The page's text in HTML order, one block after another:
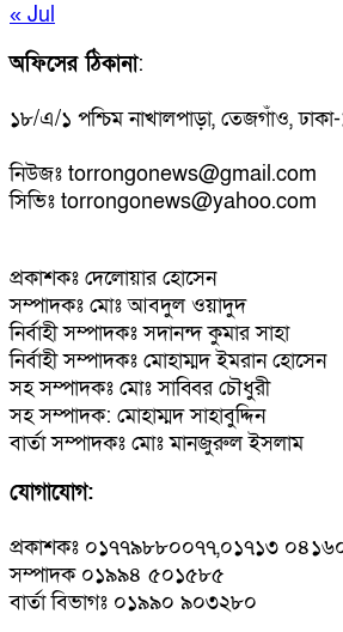
« Jul
অফিসের ঠিকানা:
১৮/এ/১ পশ্চিম নাখালপাড়া, তেজগাঁও,
নিউজঃ torrongonews@gmail.com
সিভিঃ torrongonews@yahoo.com
প্রকাশকঃ দেলোয়ার হোসেন
সম্পাদকঃ মোঃ আবদুল ওয়াদুদ
নির্বাহী সম্পাদকঃ সদানন্দ কুমার সাহা
নির্বাহী সম্পাদকঃ মোহাম্মদ ইমরান হোসেন
সহ সম্পাদকঃ মোঃ সাব্বির চৌধুরী
সহ সম্পাদক: মোহাম্মদ সাহাবুদ্দিন
বার্তা সম্পাদকঃ মোঃ মানজুরুল ইসলাম
যোগাযোগ:
প্রকাশকঃ ০১৭৭৯৮৮০০৭৭,০১৭১৩
সম্পাদক ০১৯৯৪ ৫০১৫৮৫
বার্তা বিভাগঃ ০১৯৯০ ৯০৩২৮০